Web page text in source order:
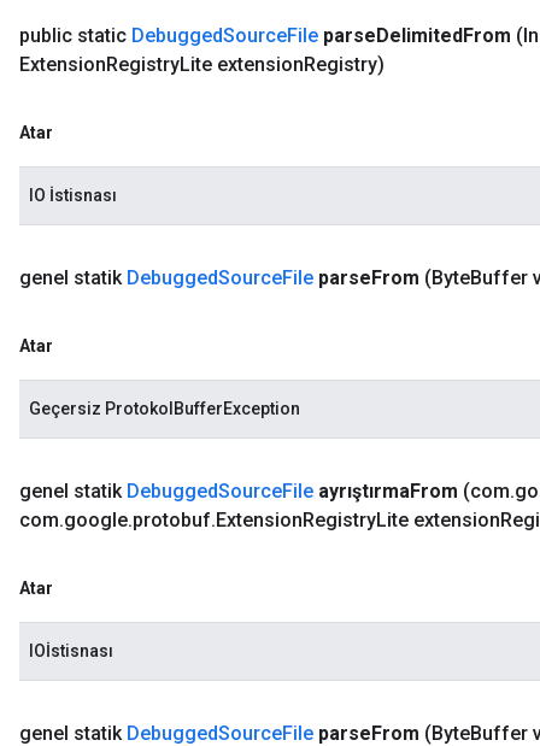
public static DebuggedSourceFile parseDelimitedFrom
ExtensionRegistryLite extensionRegistry)
Atar
IO İstisnası
genel statik DebuggedSourceFile parseFrom (ByteBuffer
Atar
Geçersiz ProtokolBufferException
genel statik DebuggedSourceFile ayrıştırmaFrom (com.
com.google.protobuf.ExtensionRegistryLite extension
Atar
IOİstisnası
genel statik DebuggedSourceFile parseFrom (ByteBuffer